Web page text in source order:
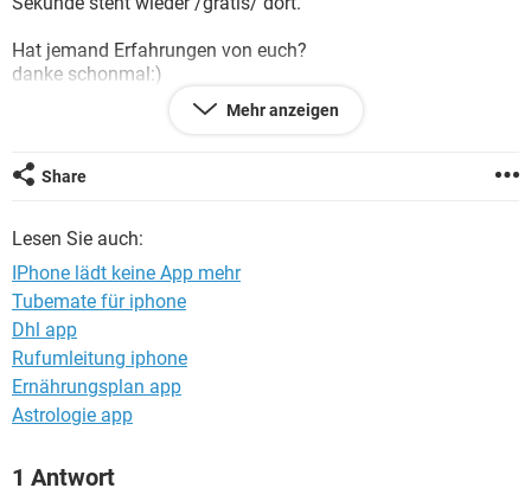
FACEBOOK HARDWARE
Hat jemand Erfahrungen von euch?
danke schonmal:)
(PS: neustart bringt nichts :'( )Mehr anzeigen
Share
Lesen Sie auch:
IPhone lädt keine App mehr
Tubemate für iphone
Dhl app
Rufumleitung iphone
Ernährungsplan app
Astrologie app
1 Antwort